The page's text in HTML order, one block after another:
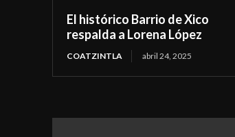
El histórico Barrio de Xico
respalda a Lorena López
COATZINTLA abril 24, 2025